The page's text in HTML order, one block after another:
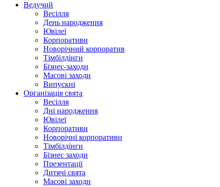
Ведучий
Весілля
День народження
Ювілеї
Корпоративи
Новорічний корпоратив
Тімбілдінги
Бізнес-заходи
Масові заходи
Випускні
Організація свята
Весілля
Дні народження
Ювілеї
Корпоративи
Новорічні корпоративи
Тімбілдінги
Бізнес заходи
Презентації
Дитячі свята
Масові заходи